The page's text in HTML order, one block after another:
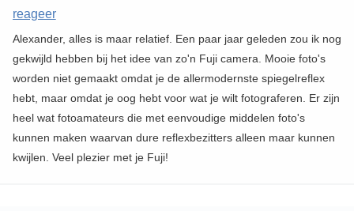
reageer
Alexander, alles is maar relatief. Een paar jaar geleden zou ik nog
gekwijld hebben bij het idee van zo'n Fuji camera. Mooie foto's
worden niet gemaakt omdat je de allermodernste spiegelreflex
hebt, maar omdat je oog hebt voor wat je wilt fotograferen. Er zijn
heel wat fotoamateurs die met eenvoudige middelen foto's
kunnen maken waarvan dure reflexbezitters alleen maar kunnen
kwijlen. Veel plezier met je Fuji!